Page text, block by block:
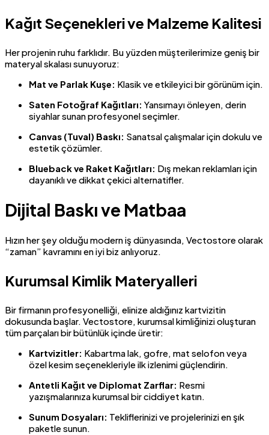
Kağıt Seçenekleri ve Malzeme Kalitesi
Her projenin ruhu farklıdır. Bu yüzden müşterilerimize geniş bir
materyal skalası sunuyoruz:
Mat ve Parlak Kuşe: Klasik ve etkileyici bir görünüm için.
Saten Fotoğraf Kağıtları: Yansımayı önleyen, derin
siyahlar sunan profesyonel seçimler.
Canvas (Tuval) Baskı: Sanatsal çalışmalar için dokulu ve
estetik çözümler.
Blueback ve Raket Kağıtları: Dış mekan reklamları için
dayanıklı ve dikkat çekici alternatifler.
Dijital Baskı ve Matbaa
Hızın her şey olduğu modern iş dünyasında, Vectostore olarak
“zaman” kavramını en iyi biz anlıyoruz.
Kurumsal Kimlik Materyalleri
Bir firmanın profesyonelliği, elinize aldığınız kartvizitin
dokusunda başlar. Vectostore, kurumsal kimliğinizi oluşturan
tüm parçaları bir bütünlük içinde üretir:
Kartvizitler: Kabartma lak, gofre, mat selofon veya
özel kesim seçenekleriyle ilk izlenimi güçlendirin.
Antetli Kağıt ve Diplomat Zarflar: Resmi
yazışmalarınıza kurumsal bir ciddiyet katın.
Sunum Dosyaları: Tekliflerinizi ve projelerinizi en şık
paketle sunun.